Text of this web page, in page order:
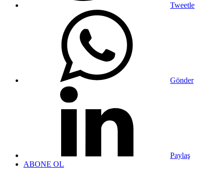
Tweetle
Gönder
Paylaş
ABONE OL